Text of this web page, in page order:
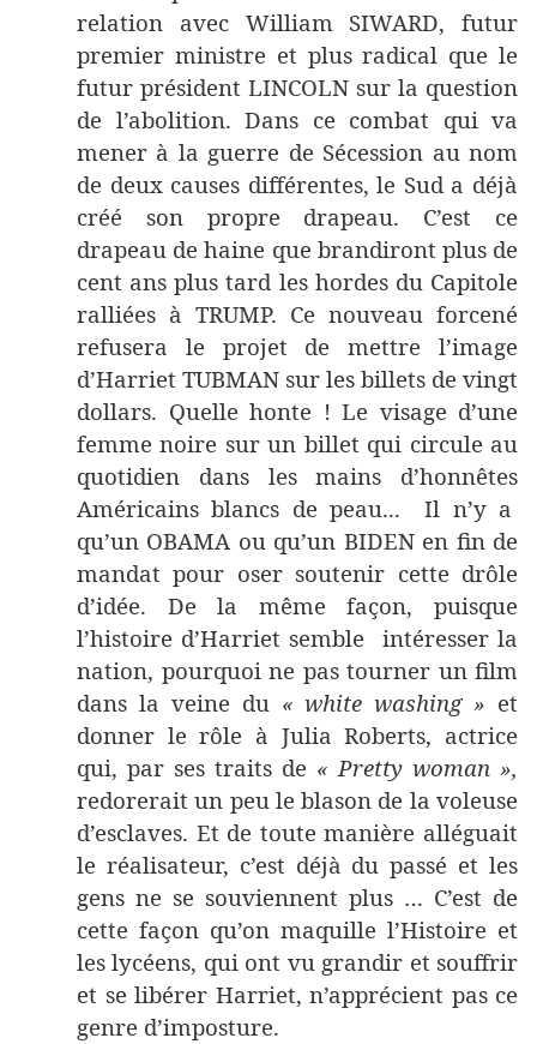
relation avec William SIWARD, futur
premier ministre et plus radical que le
futur président LINCOLN sur la question
de l’abolition. Dans ce combat qui va
mener à la guerre de Sécession au nom
de deux causes différentes, le Sud a déjà
créé son propre drapeau. C’est ce
drapeau de haine que brandiront plus de
cent ans plus tard les hordes du Capitole
ralliées à TRUMP. Ce nouveau forcené
refusera le projet de mettre l’image
d’Harriet TUBMAN sur les billets de vingt
dollars. Quelle honte ! Le visage d’une
femme noire sur un billet qui circule au
quotidien dans les mains d’honnêtes
Américains blancs de peau... Il n’y a
qu’un OBAMA ou qu’un BIDEN en fin de
mandat pour oser soutenir cette drôle
d’idée. De la même façon, puisque
l’histoire d’Harriet semble intéresser la
nation, pourquoi ne pas tourner un film
dans la veine du « white washing » et
donner le rôle à Julia Roberts, actrice
qui, par ses traits de « Pretty woman »,
redorerait un peu le blason de la voleuse
d’esclaves. Et de toute manière alléguait
le réalisateur, c’est déjà du passé et les
gens ne se souviennent plus … C’est de
cette façon qu’on maquille l’Histoire et
les lycéens, qui ont vu grandir et souffrir
et se libérer Harriet, n’apprécient pas ce
genre d’imposture.